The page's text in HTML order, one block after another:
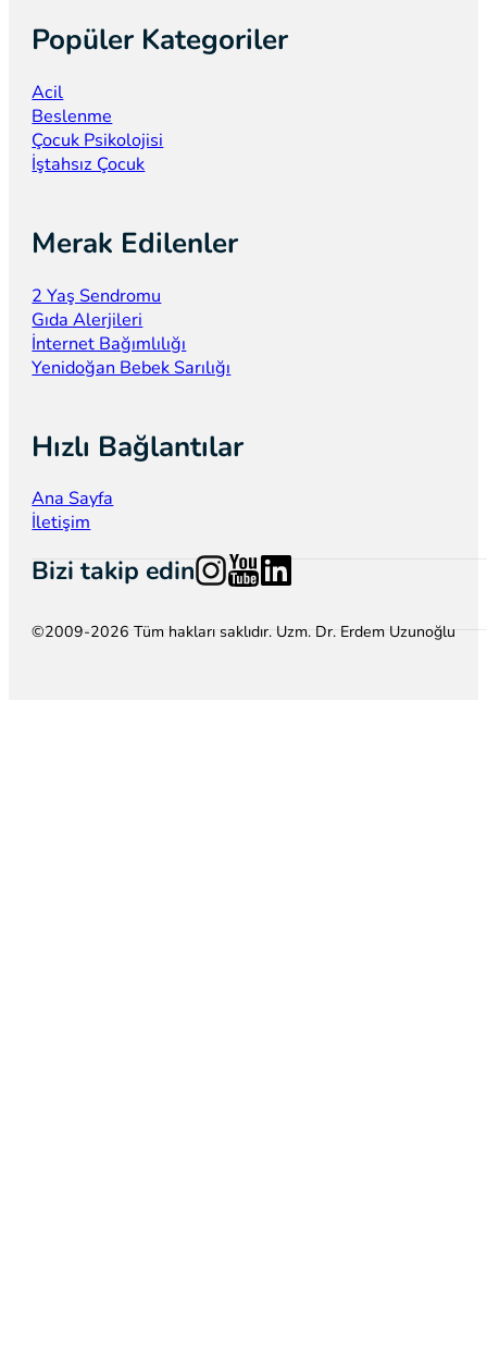
Popüler Kategoriler
Acil
Beslenme
Çocuk Psikolojisi
İştahsız Çocuk
Merak Edilenler
2 Yaş Sendromu
Gıda Alerjileri
İnternet Bağımlılığı
Yenidoğan Bebek Sarılığı
Hızlı Bağlantılar
Ana Sayfa
İletişim
Bizi takip edinFollow us on Instagram
Follow us on YouTube
Follow us on LinkedIn
©2009-2026 Tüm hakları saklıdır. Uzm. Dr. Erdem Uzunoğlu